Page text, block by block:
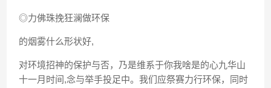
◎力佛珠挽狂澜做环保
的烟雾什么形状好,
对环境招神的保护与否，乃是维系于你我啥是的心九华山
十一月时间,念与举手投足中。我们应祭赛力行环保，同时